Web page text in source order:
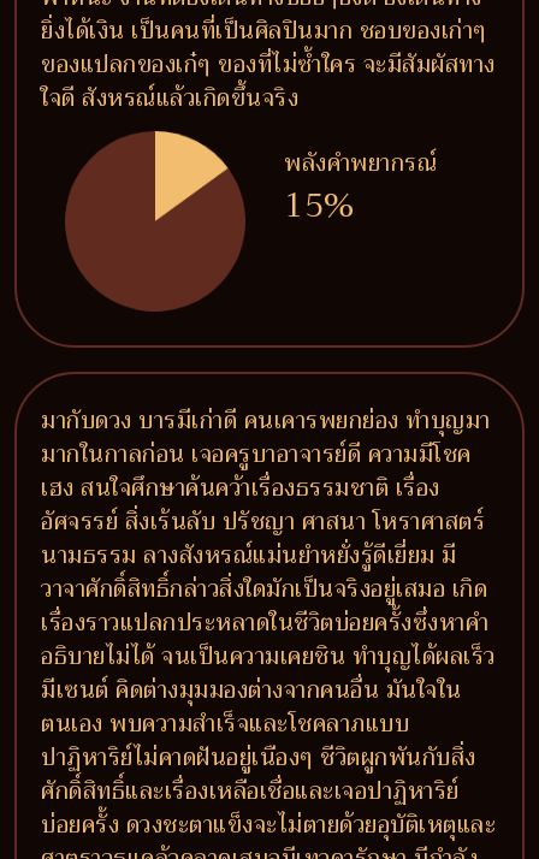
ยิ่งได้เงิน เป็นคนที่เป็นศิลปินมาก ชอบของเก่าๆ
ของแปลกของเก๋ๆ ของที่ไม่ซ้ำใคร จะมีสัมผัสทาง
ใจดี สังหรณ์แล้วเกิดขึ้นจริง
พลังคำพยากรณ์
15%
มากับดวง บารมีเก่าดี คนเคารพยกย่อง ทำบุญมา
มากในกาลก่อน เจอครูบาอาจารย์ดี ความมีโชค
เฮง สนใจศึกษาค้นคว้าเรื่องธรรมชาติ เรื่อง
อัศจรรย์ สิ่งเร้นลับ ปรัชญา ศาสนา โหราศาสตร์
นามธรรม ลางสังหรณ์แม่นยำหยั่งรู้ดีเยี่ยม มี
วาจาศักดิ์สิทธิ์กล่าวสิ่งใดมักเป็นจริงอยู่เสมอ เกิด
เรื่องราวแปลกประหลาดในชีวิตบ่อยครั้งซึ่งหาคำ
อธิบายไม่ได้ จนเป็นความเคยชิน ทำบุญได้ผลเร็ว
มีเซนต์ คิดต่างมุมมองต่างจากคนอื่น มันใจใน
ตนเอง พบความสำเร็จและโชคลาภแบบ
ปาฏิหาริย์ไม่คาดฝันอยู่เนืองๆ ชีวิตผูกพันกับสิ่ง
ศักดิ์สิทธิ์และเรื่องเหลือเชื่อและเจอปาฏิหาริย์
บ่อยครั้ง ดวงชะตาแข็งจะไม่ตายด้วยอุบัติเหตุและ